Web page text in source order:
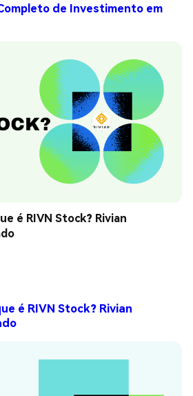
de Investimento em
é RIVN Stock? Rivian
é RIVN Stock? Rivian